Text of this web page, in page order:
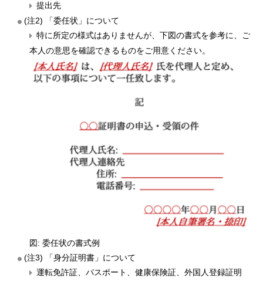
提出先
(注2) 「委任状」について
特に所定の様式はありませんが、下図の書式を参考に、ご
本人の意思を確認できるものをご用意ください。
図: 委任状の書式例
(注3) 「身分証明書」について
運転免許証、パスポート、健康保険証、外国人登録証明